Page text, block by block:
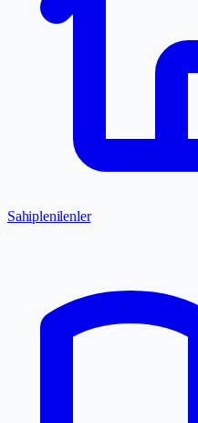
Sahiplenilenler